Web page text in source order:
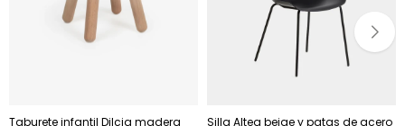
Taburete infantil Dilcia madera
Silla Altea beige y patas de acero